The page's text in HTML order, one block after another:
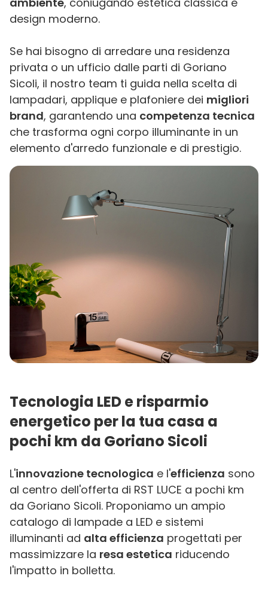
design moderno.
Se hai bisogno di arredare una residenza
privata o un ufficio dalle parti di Goriano
Sicoli, il nostro team ti guida nella scelta di
lampadari, applique e plafoniere dei migliori
brand, garantendo una competenza tecnica
che trasforma ogni corpo illuminante in un
elemento d'arredo funzionale e di prestigio.
Tecnologia LED e risparmio
energetico per la tua casa a
pochi km da Goriano Sicoli
L'innovazione tecnologica e l'efficienza sono
al centro dell'offerta di RST LUCE a pochi km
da Goriano Sicoli. Proponiamo un ampio
catalogo di lampade a LED e sistemi
illuminanti ad alta efficienza progettati per
massimizzare la resa estetica riducendo
l'impatto in bolletta.